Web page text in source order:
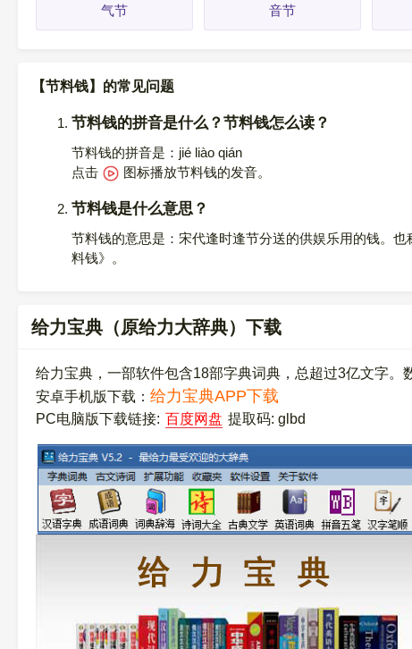
气节 音节
【节料钱】的常见问题
节料钱的拼音是什么？节料钱怎么读？
节料钱的拼音是：jié liào qián
点击
图标播放节料钱的发音。
节料钱是什么意思？
节料钱的意思是：宋代逢时逢节分送的供娱乐用的钱。也
料钱》。
给力宝典（原给力大辞典）下载
给力宝典，一部软件包含18部字典词典，总超过3亿文字。
安卓手机版下载： 给力宝典APP下载
PC电脑版下载链接: 百度网盘 提取码: glbd